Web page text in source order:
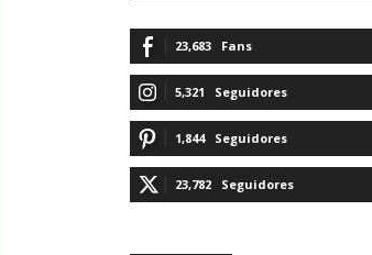
23,683 Fans
5,321 Seguidores
1,844 Seguidores
23,782 Seguidores